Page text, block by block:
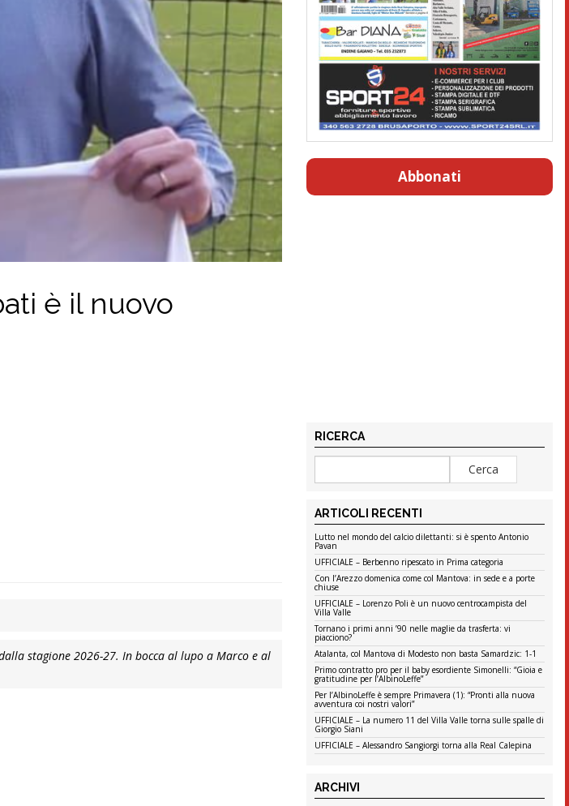
è il nuovo
stagione 2026-27. In bocca al lupo a Marco e al
Abbonati
RICERCA
ARTICOLI RECENTI
Lutto nel mondo del calcio dilettanti: si è spento Antonio
Pavan
UFFICIALE – Berbenno ripescato in Prima categoria
Con l’Arezzo domenica come col Mantova: in sede e a porte
chiuse
UFFICIALE – Lorenzo Poli è un nuovo centrocampista del
Villa Valle
Tornano i primi anni ’90 nelle maglie da trasferta: vi
piacciono?
Atalanta, col Mantova di Modesto non basta Samardzic: 1-1
Primo contratto pro per il baby esordiente Simonelli: “Gioia e
gratitudine per l’AlbinoLeffe”
Per l’AlbinoLeffe è sempre Primavera (1): “Pronti alla nuova
avventura coi nostri valori”
UFFICIALE – La numero 11 del Villa Valle torna sulle spalle di
Giorgio Siani
UFFICIALE – Alessandro Sangiorgi torna alla Real Calepina
ARCHIVI